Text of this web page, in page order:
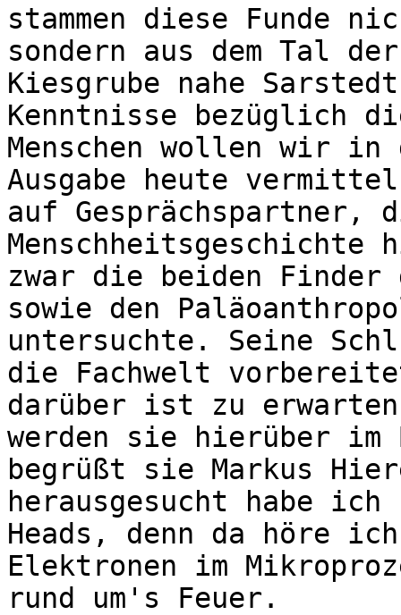
stammen diese Funde
sondern aus dem Tal
Kiesgrube nahe
Kenntnisse bezüglich
Menschen wollen wir in
Ausgabe heute
auf
Menschheitsgeschichte
zwar die beiden Finder
sowie den
untersuchte. Seine
die Fachwelt
darüber ist zu
werden sie hierüber im
begrüßt sie Markus
herausgesucht habe
Heads, denn da höre
Elektronen im
rund um's Feuer.